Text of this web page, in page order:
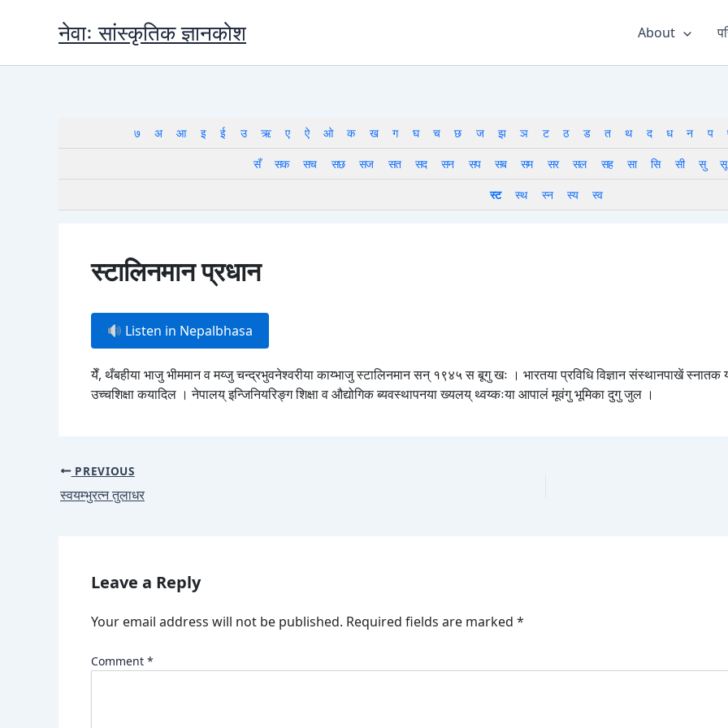
नेवाः सांस्कृतिक ज्ञानकोश About
७ अ आ इ ई उ ऋ ए ऐ ओ क ख ग घ च छ ज झ ञ ट ठ ड त थ द ध न प
सँ
सक सच सछ सज सत सद सन सप सब सम सर सल सह सा सि सी सु सू
स्ट
स्थ स्न स्य स्व
स्टालिनमान प्रधान
Listen in Nepalbhasa
येँ, थँबहीया भाजु भीममान व मय्जु चन्द्रभुवनेश्वरीया काय्भाजु स्टालिनमान सन् १९४५ स बूगु खः । भारतया प्रविधि विज्ञान संस्थानपाखें
उच्चशिक्षा कयादिल । नेपालय् इन्जिनियरिङ्ग शिक्षा व औद्योगिक ब्यवस्थापनया ख्यलय् थ्वय्कःया आपालं मूवंगु भूमिका दुगु जुल ।
PREVIOUS
स्वयम्भुरत्न तुलाधर
Leave a Reply
Your email address will not be published. Required fields are marked *
Comment *